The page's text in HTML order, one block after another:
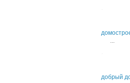
...
добрый